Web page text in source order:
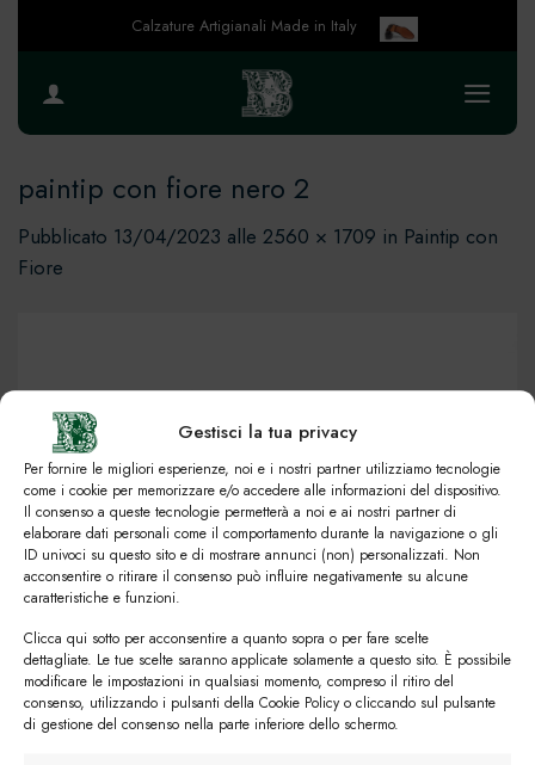
Gestisci la tua privacy
Per fornire le migliori esperienze, noi e i nostri partner utilizziamo tecnologie
come i cookie per memorizzare e/o accedere alle informazioni del dispositivo.
Il consenso a queste tecnologie permetterà a noi e ai nostri partner di
elaborare dati personali come il comportamento durante la navigazione o gli
ID univoci su questo sito e di mostrare annunci (non) personalizzati. Non
acconsentire o ritirare il consenso può influire negativamente su alcune
caratteristiche e funzioni.
Clicca qui sotto per acconsentire a quanto sopra o per fare scelte
dettagliate. Le tue scelte saranno applicate solamente a questo sito. È possibile
modificare le impostazioni in qualsiasi momento, compreso il ritiro del
consenso, utilizzando i pulsanti della Cookie Policy o cliccando sul pulsante
di gestione del consenso nella parte inferiore dello schermo.
Calzature Artigianali Made in Italy
paintip con fiore nero 2
Pubblicato 13/04/2023 alle 2560 × 1709 in Paintip con
Fiore
#image_title
#image_title